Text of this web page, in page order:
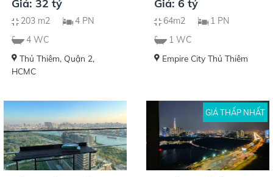
Giá: 32 tỷ
203 m2
4 PN
4 WC
Thủ Thiêm, Quận 2,
HCMC
Giá: 6 tỷ
64m2
1 PN
1 WC
Empire City Thủ Thiêm
GIÁ THẤP NHẤT